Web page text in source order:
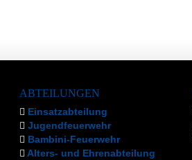
ABTEILUNGEN
Einsatzabteilung
Jugendfeuerwehr
Bambini-Feuerwehr
Alters- und Ehrenabteilung